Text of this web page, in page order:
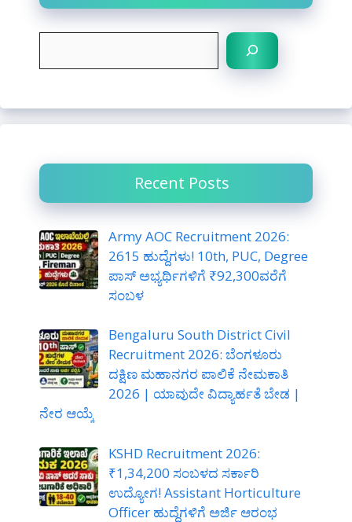
c
Recent Posts
Army AOC Recruitment 2026:
2615 ಹುದ್ದೆಗಳು! 10th, PUC, Degree
ಪಾಸ್ ಅಭ್ಯರ್ಥಿಗಳಿಗೆ ₹92,300ವರೆಗೆ
ಸಂಬಳ
Bengaluru South District Civil
Recruitment 2026: ಬೆಂಗಳೂರು
ದಕ್ಷಿಣ ಮಹಾನಗರ ಪಾಲಿಕೆ ನೇಮಕಾತಿ
2026 | ಯಾವುದೇ ವಿದ್ಯಾರ್ಹತೆ ಬೇಡ |
ನೇರ ಆಯ್ಕೆ
KSHD Recruitment 2026:
₹1,34,200 ಸಂಬಳದ ಸರ್ಕಾರಿ
ಉದ್ಯೋಗ! Assistant Horticulture
Officer ಹುದ್ದೆಗಳಿಗೆ ಅರ್ಜಿ ಆರಂಭ